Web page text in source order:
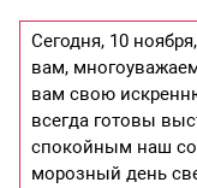
Сегодня, 10
вам,
вам свою
всегда готовы
спокойным наш
морозный день